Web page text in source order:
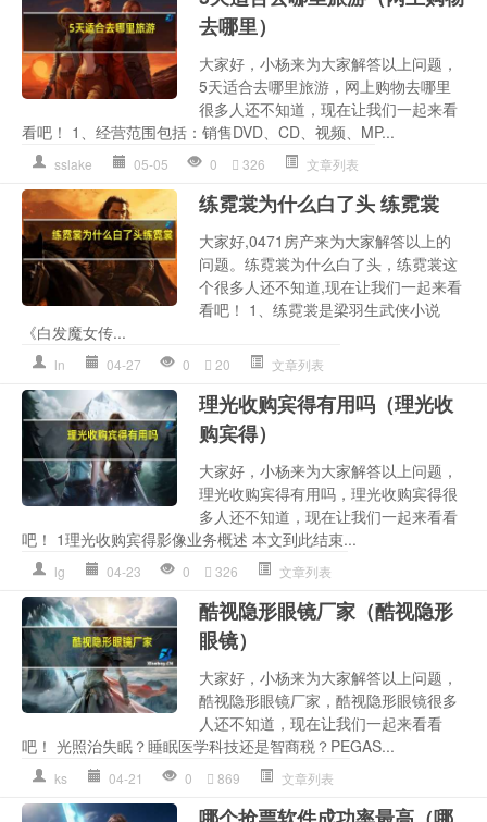
去哪里）
大家好，小杨来为大家解答以上问题，
5天适合去哪里旅游，网上购物去哪里
很多人还不知道，现在让我们一起来看
看吧！ 1、经营范围包括：销售DVD、CD、视频、MP...
sslake 05-05 0 326 文章列表
练霓裳为什么白了头 练霓裳
大家好,0471房产来为大家解答以上的
问题。练霓裳为什么白了头，练霓裳这
个很多人还不知道,现在让我们一起来看
看吧！ 1、练霓裳是梁羽生武侠小说
《白发魔女传...
ln 04-27 0 20 文章列表
理光收购宾得有用吗（理光收
购宾得）
大家好，小杨来为大家解答以上问题，
理光收购宾得有用吗，理光收购宾得很
多人还不知道，现在让我们一起来看看
吧！ 1理光收购宾得影像业务概述 本文到此结束...
lg 04-23 0 326 文章列表
酷视隐形眼镜厂家（酷视隐形
眼镜）
大家好，小杨来为大家解答以上问题，
酷视隐形眼镜厂家，酷视隐形眼镜很多
人还不知道，现在让我们一起来看看
吧！ 光照治失眠？睡眠医学科技还是智商税？PEGAS...
ks 04-21 0 869 文章列表